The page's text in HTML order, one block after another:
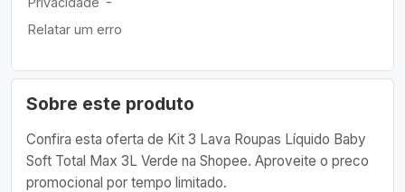
Sobre este produto
Confira esta oferta de Kit 3 Lava Roupas Líquido Baby
Soft Total Max 3L Verde na Shopee. Aproveite o preco
promocional por tempo limitado.